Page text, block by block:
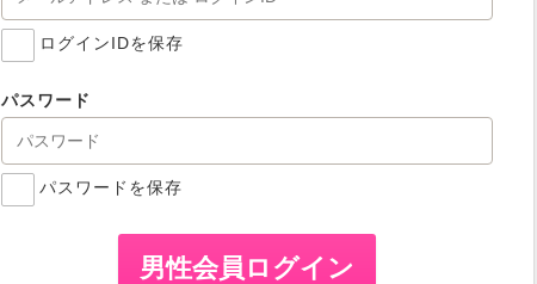
ログインIDを保存
パスワード
パスワードを保存